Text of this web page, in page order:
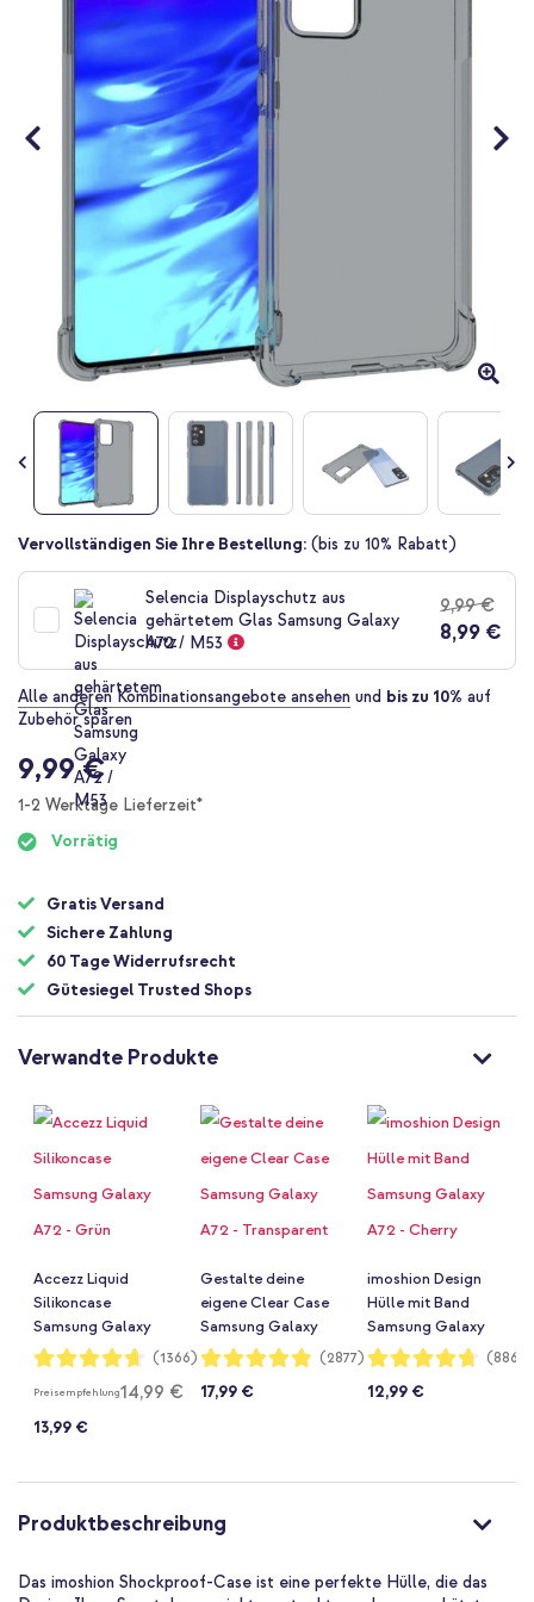
Zum
Bildgalerie
springen
Vervollständigen Sie Ihre Bestellung: (bis zu 10% Rabatt)
Selencia Displayschutz aus
gehärtetem Glas Samsung Galaxy
A72 / M53
9,99 €
8,99 €
Alle anderen Kombinationsangebote ansehen und bis zu 10% auf
Zubehör sparen
9,99 €
1-2 Werktage Lieferzeit*
Vorrätig
Gratis Versand
Sichere Zahlung
60 Tage Widerrufsrecht
Gütesiegel Trusted Shops
Verwandte Produkte
Accezz Liquid
Silikoncase
Samsung Galaxy
A72 - Grün
Bewertung:
93%
(1366)
Preisempfehlung14,99 €
13,99 €
Gestalte deine
eigene Clear Case
Samsung Galaxy
A72 - Transparent
Bewertung:
97%
(2877)
17,99 €
imoshion Design
Hülle mit Band
Samsung Galaxy
A72 - Cherry
Bewertung:
94%
(886)
12,99 €
Produktbeschreibung
Das imoshion Shockproof-Case ist eine perfekte Hülle, die das